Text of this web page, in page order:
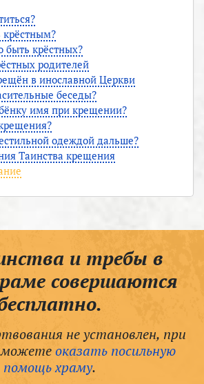
быть крёстных?
родителей
в инославной Церкви
беседы?
имя при крещении?
одеждой дальше?
Таинства крещения
и требы в
совершаются
не установлен, при
оказать посильную
помощь храму.